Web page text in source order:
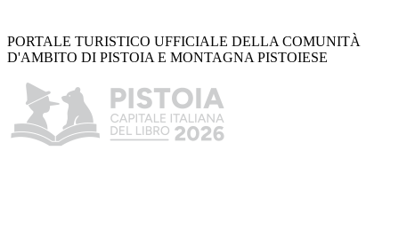
PORTALE TURISTICO UFFICIALE DELLA COMUNITÀ
D'AMBITO DI PISTOIA E MONTAGNA PISTOIESE